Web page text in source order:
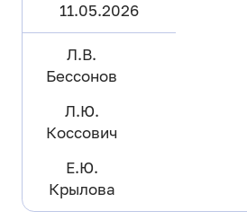
11.05.2026
Л.В.
Бессонов
Л.Ю.
Коссович
Е.Ю.
Крылова